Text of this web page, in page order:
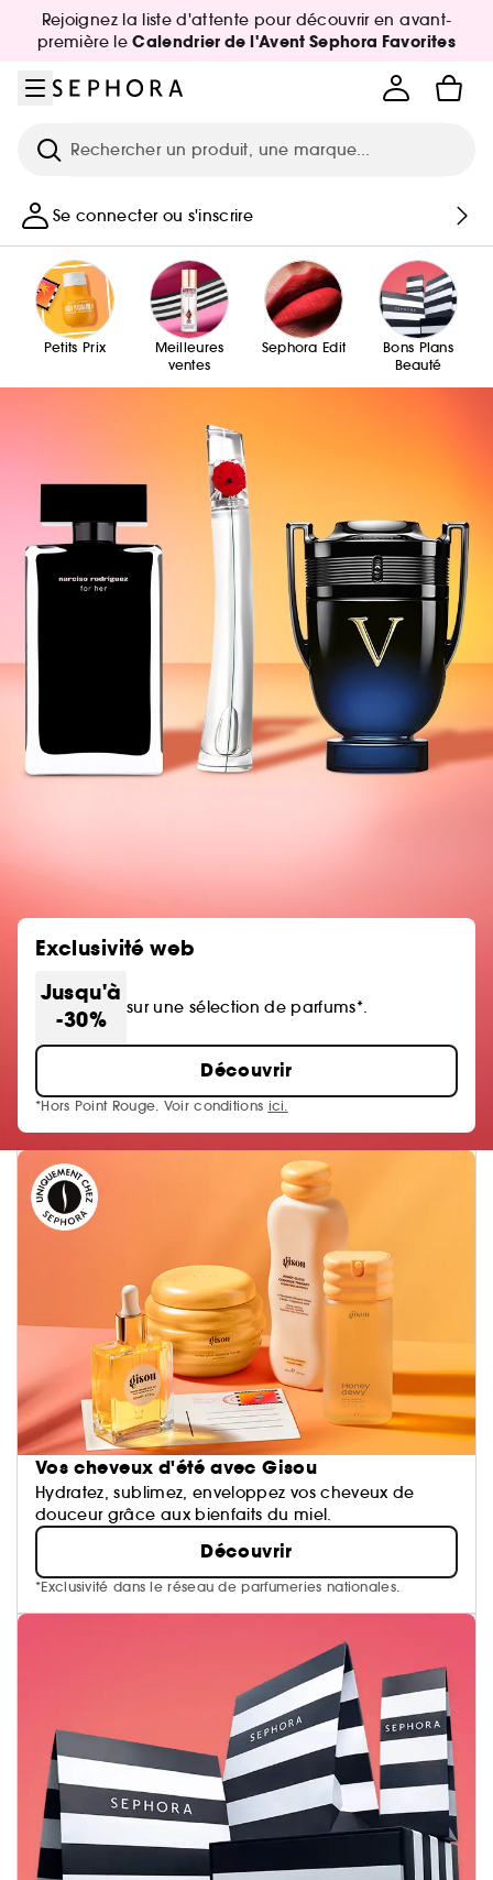
Aller au menu
Aller au contenu principal
Aller au pied de page
Rejoignez la liste d'attente pour découvrir en avant-
première leCalendrier de l'Avent Sephora Favorites
Recherche
Se connecter ou s'inscrire
Petits Prix
Meilleures
ventes
Sephora Edit
Bons Plans
Beauté
Exclusivité web
Jusqu'à
-30%
sur une sélection de parfums*.
Découvrir
*Hors Point Rouge. Voir conditions ici.
Vos cheveux d'été avec Gisou
Hydratez, sublimez, enveloppez vos cheveux de
douceur grâce aux bienfaits du miel.
Découvrir
*Exclusivité dans le réseau de parfumeries nationales.